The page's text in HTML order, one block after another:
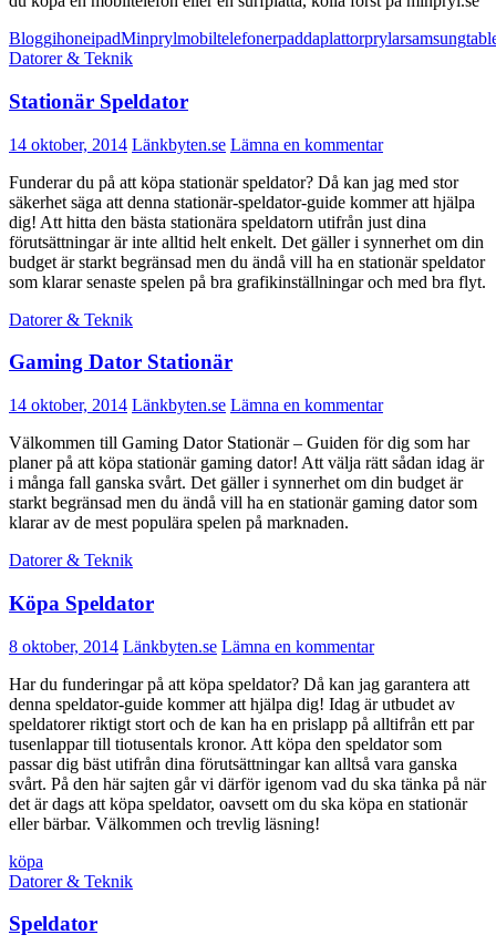
BloggihoneipadMinprylmobiltelefonerpaddaplattorprylarsamsung
Datorer & Teknik
Stationär Speldator
14 oktober, 2014 Länkbyten.se Lämna en kommentar
Funderar du på att köpa stationär speldator? Då kan jag med stor
säkerhet säga att denna stationär-speldator-guide kommer att hjälpa
dig! Att hitta den bästa stationära speldatorn utifrån just dina
förutsättningar är inte alltid helt enkelt. Det gäller i synnerhet om din
budget är starkt begränsad men du ändå vill ha en stationär speldator
som klarar senaste spelen på bra grafikinställningar och med bra flyt.
Datorer & Teknik
Gaming Dator Stationär
14 oktober, 2014 Länkbyten.se Lämna en kommentar
Välkommen till Gaming Dator Stationär – Guiden för dig som har
planer på att köpa stationär gaming dator! Att välja rätt sådan idag är
i många fall ganska svårt. Det gäller i synnerhet om din budget är
starkt begränsad men du ändå vill ha en stationär gaming dator som
klarar av de mest populära spelen på marknaden.
Datorer & Teknik
Köpa Speldator
8 oktober, 2014 Länkbyten.se Lämna en kommentar
Har du funderingar på att köpa speldator? Då kan jag garantera att
denna speldator-guide kommer att hjälpa dig! Idag är utbudet av
speldatorer riktigt stort och de kan ha en prislapp på alltifrån ett par
tusenlappar till tiotusentals kronor. Att köpa den speldator som
passar dig bäst utifrån dina förutsättningar kan alltså vara ganska
svårt. På den här sajten går vi därför igenom vad du ska tänka på när
det är dags att köpa speldator, oavsett om du ska köpa en stationär
eller bärbar. Välkommen och trevlig läsning!
köpa
Datorer & Teknik
Speldator